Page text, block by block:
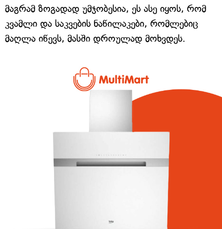
მაგრამ ზოგადად უმჯობესია, ეს ასე იყოს, რომ
კვამლი და საკვების ნაწილაკები, რომლებიც
მაღლა იწევს, მასში დროულად მოხვდეს.